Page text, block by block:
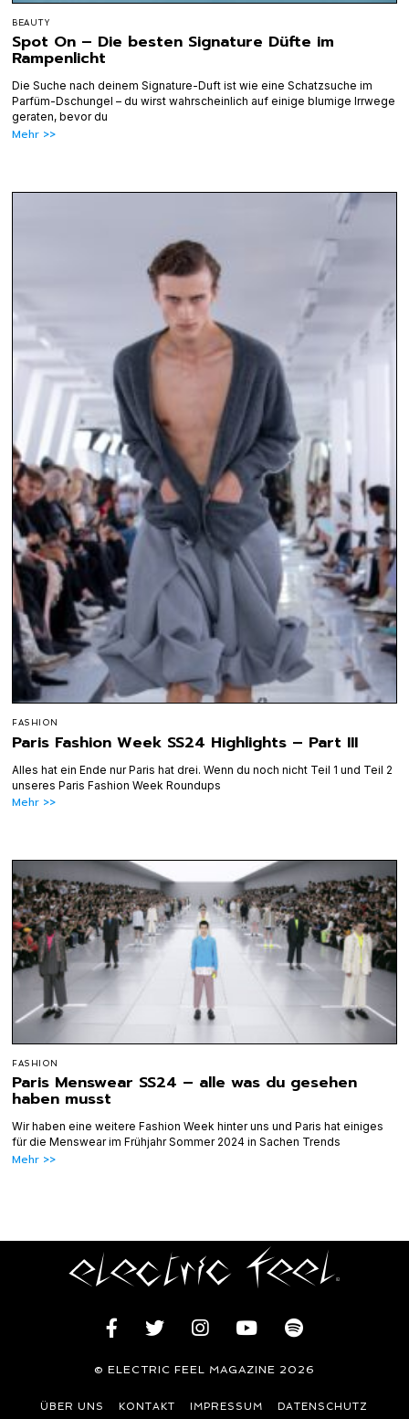
BEAUTY
Spot On – Die besten Signature Düfte im
Rampenlicht
Die Suche nach deinem Signature-Duft ist wie eine Schatzsuche im
Parfüm-Dschungel – du wirst wahrscheinlich auf einige blumige Irrwege
geraten, bevor du
Mehr >>
FASHION
Paris Fashion Week SS24 Highlights – Part III
Alles hat ein Ende nur Paris hat drei. Wenn du noch nicht Teil 1 und Teil 2
unseres Paris Fashion Week Roundups
Mehr >>
FASHION
Paris Menswear SS24 – alle was du gesehen
haben musst
Wir haben eine weitere Fashion Week hinter uns und Paris hat einiges
für die Menswear im Frühjahr Sommer 2024 in Sachen Trends
Mehr >>
© ELECTRIC FEEL MAGAZINE 2026
ÜBER UNS KONTAKT IMPRESSUM DATENSCHUTZ